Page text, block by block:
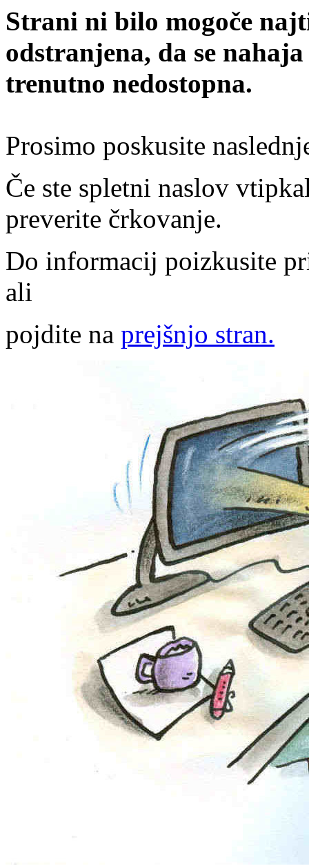
Strani ni bilo mogoče
odstranjena, da se
trenutno nedostopna.
Prosimo poskusite
Če ste spletni naslov
preverite črkovanje.
Do informacij poizkusite
ali
pojdite na prejšnjo stran.